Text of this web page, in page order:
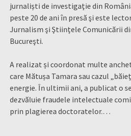
jurnaliști de investigaţie din
peste 20 de ani în presă şi este
Jurnalism şi Ştiinţele Comunicării
Bucureşti.
A realizat și coordonat multe
care Mătușa Tamara sau cazul
energie. În ultimii ani, a publicat o
dezvăluie fraudele intelectuale
prin plagierea doctoratelor.…